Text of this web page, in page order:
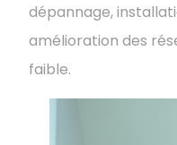
dépannage,
amélioration des
faible.